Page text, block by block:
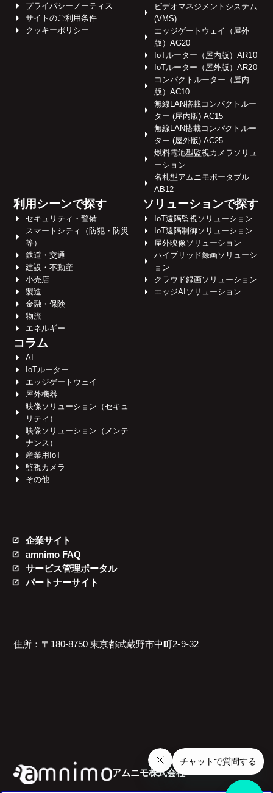
プライバシーノーティス
サイトのご利用条件
クッキーポリシー
ビデオマネジメントシステム
(VMS)
エッジゲートウェイ（屋外
版）AG20
IoTルーター（屋内版）AR10
IoTルーター（屋外版）AR20
コンパクトルーター（屋内
版）AC10
無線LAN搭載コンパクトルー
ター (屋内版) AC15
無線LAN搭載コンパクトルー
ター (屋外版) AC25
燃料電池型監視カメラソリュ
ーション
名札型アムニモポータブル
AB12
利用シーンで探す
セキュリティ・警備
スマートシティ（防犯・防災
等）
鉄道・交通
建設・不動産
小売店
製造
金融・保険
物流
エネルギー
ソリューションで探す
IoT遠隔監視ソリューション
IoT遠隔制御ソリューション
屋外映像ソリューション
ハイブリッド録画ソリューシ
ョン
クラウド録画ソリューション
エッジAIソリューション
コラム
AI
IoTルーター
エッジゲートウェイ
屋外機器
映像ソリューション（セキュ
リティ）
映像ソリューション（メンテ
ナンス）
産業用IoT
監視カメラ
その他
企業サイト
amnimo FAQ
サービス管理ポータル
パートナーサイト
アムニモ株式会社
住所：〒180-8750 東京都武蔵野市中町2-9-32